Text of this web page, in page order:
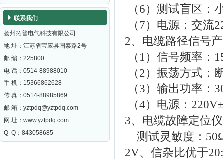
联系我们
扬州拓普电气科技有限公司
地 址：江苏省宝应县国泰路2号
邮 编： 225800
电 话：0514-88988010
手 机：15366862628
传 真：0514-88985869
邮 箱： yztpdq@yztpdq.com
网 址： www.yztpdq.com
Q Q：843058685
（6）测试盲区：
（7）电源：交流
2、电缆路径信号
（1）信号频率：
（2）振荡方式：
（3）输出功率：
（4）电源：
3、电缆故障定位仪
测试灵敏度：
2V、信杂比优于